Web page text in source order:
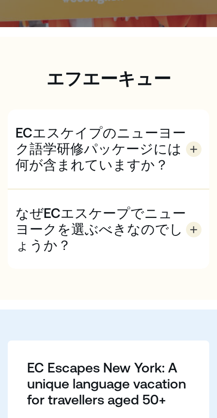
エフエーキュー
ECエスケイプのニューヨー
ク語学研修パッケージには
何が含まれていますか？
週4回のアクティビティ
(2週間のご予約の場合、終日アクティビティが1つ追
加されます)
なぜECエスケープでニュー
ヨークを選ぶべきなのでし
ょうか？
るあなたのような人のために特別にデザインされまし
EC Escapes New York: A
unique language vacation
for travellers aged 50+